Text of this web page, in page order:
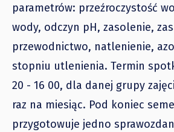
parametrów: przeźroczystość
wody, odczyn pH, zasolenie,
przewodnictwo, natlenienie,
stopniu utlenienia. Termin
20 - 16 00, dla danej grupy
raz na miesiąc. Pod koniec
przygotowuje jedno